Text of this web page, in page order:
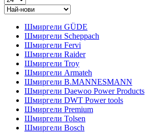
Шмиргели GÜDE
Шмиргели Scheppach
Шмиргели Fervi
Шмиргели Raider
Шмиргели Troy
Шмиргели Armateh
Шмиргели B.MANNESMANN
Шмиргели Daewoo Power Products
Шмиргели DWT Power tools
Шмиргели Premium
Шмиргели Tolsen
Шмиргели Bosch